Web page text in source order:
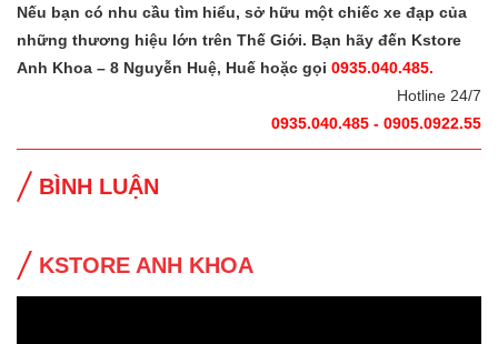
Nếu bạn có nhu cầu tìm hiểu, sở hữu một chiếc xe đạp của
những thương hiệu lớn trên Thế Giới. Bạn hãy đến Kstore
Anh Khoa – 8 Nguyễn Huệ, Huế hoặc gọi 0935.040.485.
Hotline 24/7
0935.040.485 - 0905.0922.55
BÌNH LUẬN
KSTORE ANH KHOA